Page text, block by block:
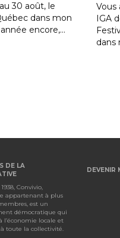
stationner au
à l'occasion du
le 29
DE LA
Convivio,
appartenant à plus
est un
démocratique qui
l’économie locale et
toute la collectivité.
DEVENIR